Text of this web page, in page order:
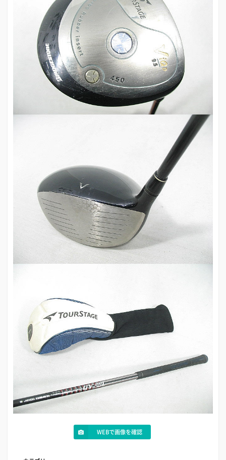
WEBで画像を確認